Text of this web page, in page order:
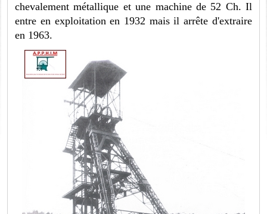
chevalement métallique et une machine de 52 Ch. Il
entre en exploitation en 1932 mais il arrête d'extraire
en 1963.